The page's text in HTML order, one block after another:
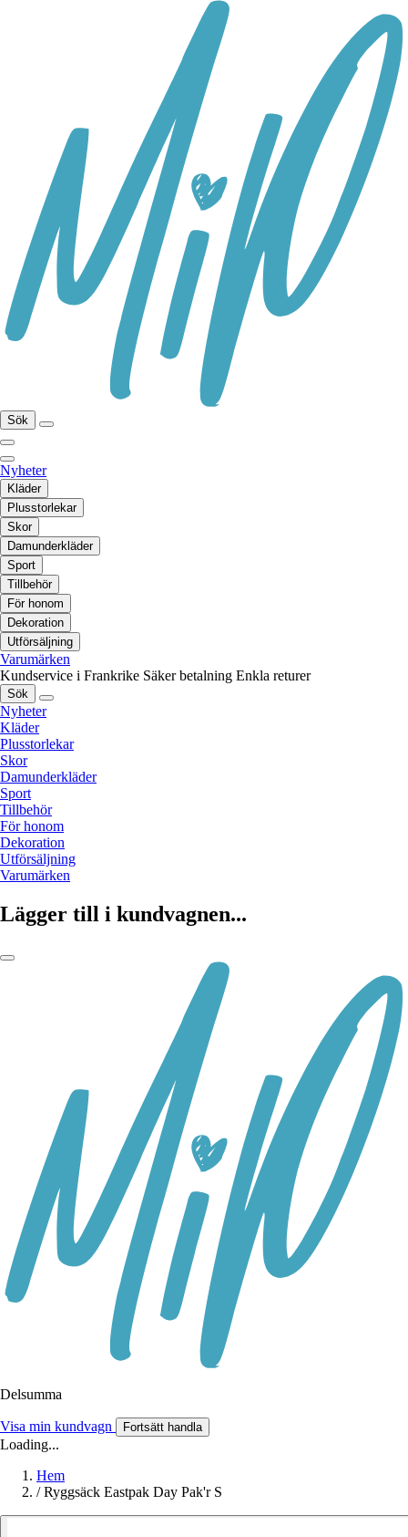
Sök
Nyheter
Kläder
Plusstorlekar
Skor
Damunderkläder
Sport
Tillbehör
För honom
Dekoration
Utförsäljning
Varumärken
Kundservice i Frankrike Säker betalning Enkla returer
Sök
Nyheter
Kläder
Plusstorlekar
Skor
Damunderkläder
Sport
Tillbehör
För honom
Dekoration
Utförsäljning
Varumärken
Lägger till i kundvagnen...
Delsumma
Visa min kundvagn Fortsätt handla
Loading...
Hem
/ Ryggsäck Eastpak Day Pak'r S